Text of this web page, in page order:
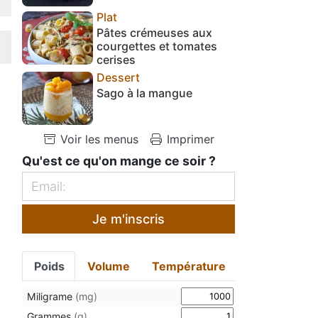
Plat
Pâtes crémeuses aux
courgettes et tomates
cerises
Dessert
Sago à la mangue
Voir les menus Imprimer
Qu'est ce qu'on mange ce soir ?
Je m'inscris
Poids Volume Température
Miligrame (mg)